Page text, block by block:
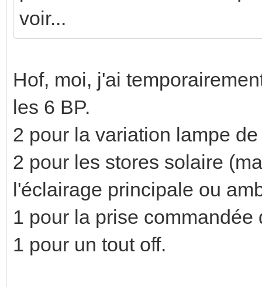
voir...
Hof, moi, j'ai
les 6 BP.
2 pour la variation lampe
2 pour les stores solaire
l'éclairage principale ou
1 pour la prise commandée
1 pour un tout off.